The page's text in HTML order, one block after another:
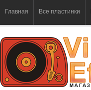
Главная Все пластинки